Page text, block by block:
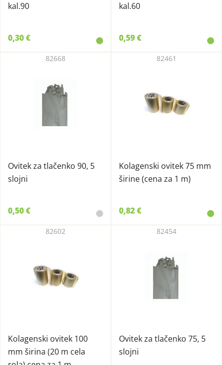
kal.90
0,30 €
kal.60
0,59 €
Ovitek za tlačenko 90, 5
slojni
82668
0,50 €
Kolagenski ovitek 75 mm
širine (cena za 1 m)
82461
0,82 €
Kolagenski ovitek 100
mm širina (20 m cela
82602
Ovitek za tlačenko 75, 5
slojni
82454